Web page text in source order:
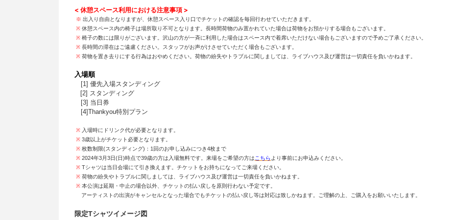
< 休憩スペース利用における注意事項 >
※ 出入り自由となりますが、休憩スペース入り口でチケットの確認を毎回行わせていただきます。
※ 休憩スペース内の椅子は場所取り不可となります。長時間荷物のみ置かれていた場合は荷物をお預かりする場合もございます。
※ 椅子の数には限りがございます。沢山の方が一斉に利用した場合はスペース内で着席いただけない場合もございますので予めご了承ください。
※ 長時間の滞在はご遠慮ください。スタッフがお声がけさせていただく場合もございます。
※ 荷物を置き去りにする行為はおやめください。荷物の紛失やトラブルに関しましては、ライブハウス及び運営は一切責任を負いかねます。
入場順
[1] 優先入場スタンディング
[2] スタンディング
[3] 当日券
[4]Thankyou特別プラン
※ 入場時にドリンク代が必要となります。
※ 3歳以上がチケット必要となります。
※ 枚数制限(スタンディング)：1回のお申し込みにつき4枚まで
※ 2024年3月3日(日)時点で39歳の方は入場無料です。来場をご希望の方は こちら より事前にお申込みください。
※ Tシャツは当日会場にて引き換えます。チケットをお持ちになってご来場ください。
※ 荷物の紛失やトラブルに関しましては、ライブハウス及び運営は一切責任を負いかねます。
※ 本公演は延期・中止の場合以外、チケットの払い戻しを原則行わない予定です。
アーティストの出演がキャンセルとなった場合でもチケットの払い戻し等は対応は致しかねます。ご理解の上、ご購入をお願いいたします。
限定Tシャツイメージ図